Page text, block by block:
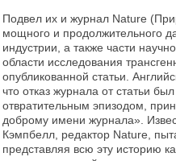
Подвел их и журнал Nature
мощного и продолжительного
индустрии, а также части
области исследования
опубликованной статьи.
что отказ журнала от статьи
отвратительным эпизодом,
доброму имени журнала».
Кэмпбелл, редактор Nature,
представляя всю эту историю